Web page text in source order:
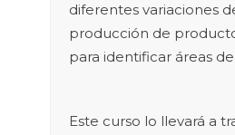
diferentes variaciones
producción de
para identificar áreas
Este curso lo llevará a